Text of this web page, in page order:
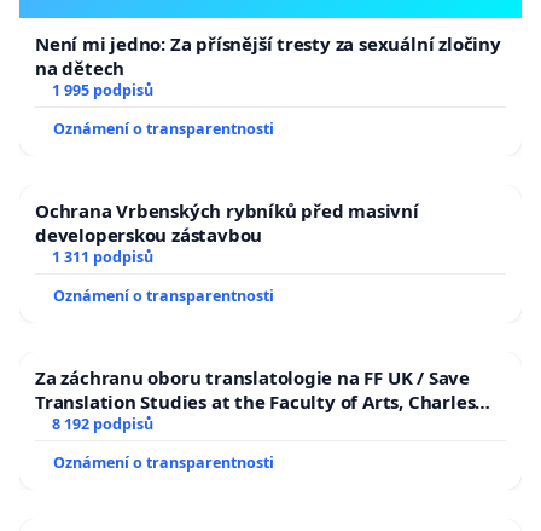
Není mi jedno: Za přísnější tresty za sexuální zločiny
na dětech
1 995 podpisů
Oznámení o transparentnosti
Ochrana Vrbenských rybníků před masivní
developerskou zástavbou
1 311 podpisů
Oznámení o transparentnosti
Za záchranu oboru translatologie na FF UK / Save
Translation Studies at the Faculty of Arts, Charles
University
8 192 podpisů
Oznámení o transparentnosti